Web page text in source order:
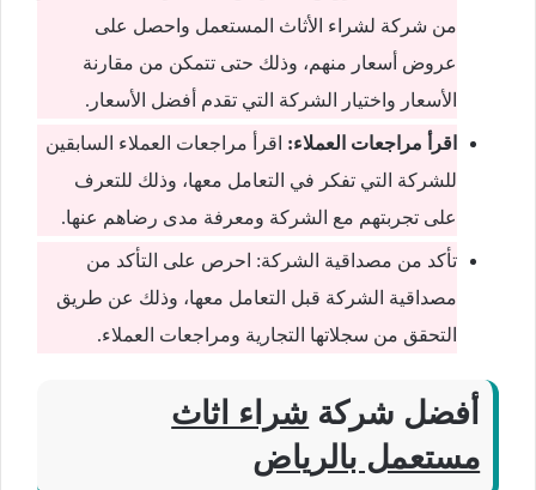
من شركة لشراء الأثاث المستعمل واحصل على
عروض أسعار منهم، وذلك حتى تتمكن من مقارنة
الأسعار واختيار الشركة التي تقدم أفضل الأسعار.
اقرأ مراجعات العملاء: اقرأ مراجعات العملاء السابقين
للشركة التي تفكر في التعامل معها، وذلك للتعرف
على تجربتهم مع الشركة ومعرفة مدى رضاهم عنها.
تأكد من مصداقية الشركة: احرص على التأكد من
مصداقية الشركة قبل التعامل معها، وذلك عن طريق
التحقق من سجلاتها التجارية ومراجعات العملاء.
أفضل شركة شراء اثاث
مستعمل بالرياض